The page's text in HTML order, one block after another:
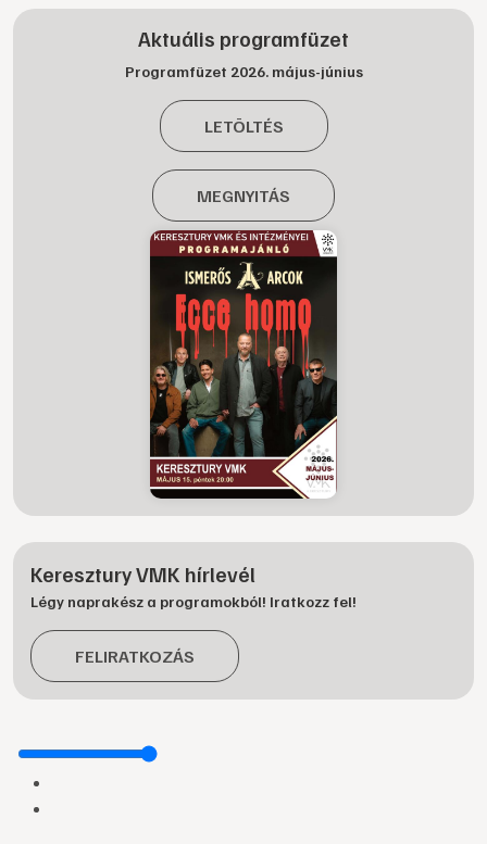
Aktuális programfüzet
Programfüzet 2026. május-június
LETÖLTÉS
MEGNYITÁS
Keresztury VMK hírlevél
Légy naprakész a programokból! Iratkozz fel!
FELIRATKOZÁS